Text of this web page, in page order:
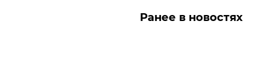
Ранее в новостях